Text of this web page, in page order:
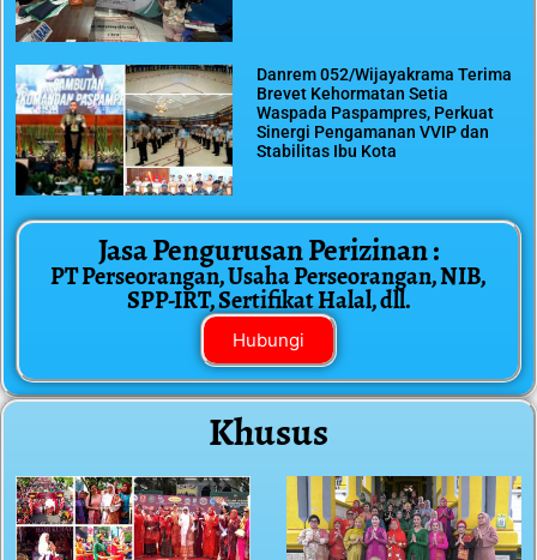
Danrem 052/Wijayakrama Terima
Brevet Kehormatan Setia
Waspada Paspampres, Perkuat
Sinergi Pengamanan VVIP dan
Stabilitas Ibu Kota
Jasa Pengurusan Perizinan :
PT Perseorangan, Usaha Perseorangan, NIB,
SPP-IRT, Sertifikat Halal, dll.
Hubungi
Khusus